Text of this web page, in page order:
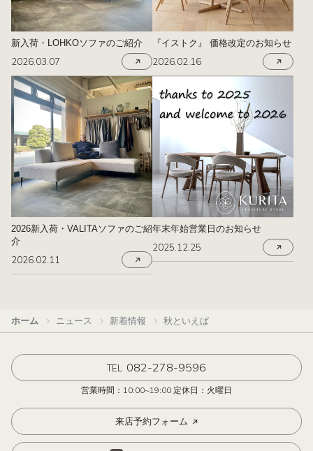
新入荷・LOHKOソファのご紹介
2026.03.07
『イストク』 価格改定のお知らせ
2026.02.16
2026新入荷・VALITAソファのご紹
介
2026.02.11
年末年始営業日のお知らせ
2025.12.25
ホーム ニュース 新着情報 秋といえば
TEL 082-278-9596
営業時間：10:00~19:00 定休日：火曜日
来店予約フォーム